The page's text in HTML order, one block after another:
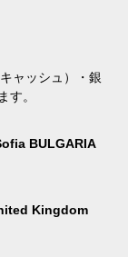
ャッシュ）・銀
す。
BULGARIA
Kingdom